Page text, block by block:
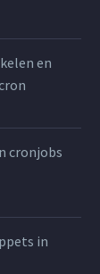
en
cronjobs
in